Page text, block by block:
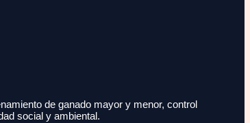
de ganado mayor y menor, control
social y ambiental.